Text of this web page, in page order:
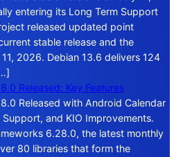
entering its Long Term Support
released updated point
stable release and the
2026. Debian 13.6 delivers 124
Released: Key Features
Released with Android Calendar
and KIO Improvements.
6.28.0, the latest monthly
80 libraries that form the